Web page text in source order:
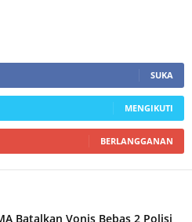
SUKA
MENGIKUTI
BERLANGGANAN
Batalkan Vonis Bebas 2 Polisi